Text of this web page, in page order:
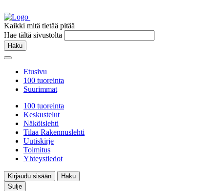
Kaikki mitä tietää pitää
Hae tältä sivustolta
Haku
Etusivu
100 tuoreinta
Suurimmat
100 tuoreinta
Keskustelut
Näköislehti
Tilaa Rakennuslehti
Uutiskirje
Toimitus
Yhteystiedot
Kirjaudu sisään
Haku
Sulje